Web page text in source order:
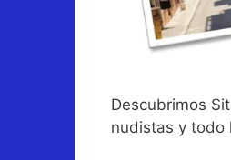
Descubrimos
nudistas y todo